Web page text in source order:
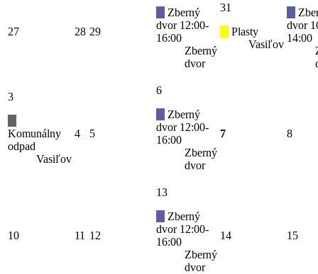
27 28 29
Zberný
dvor 12:00-
16:00
Zberný
dvor
31
Plasty
Vasiľov
dvor
14:00
3
Komunálny
odpad
Vasiľov
4 5
6
Zberný
dvor 12:00-
16:00
Zberný
dvor
7 8
10 11 12
13
Zberný
dvor 12:00-
16:00
Zberný
dvor
14 15